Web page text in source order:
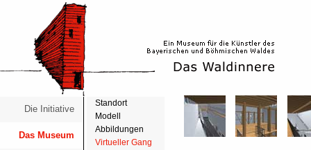
Die Initiative
Das Museum
Standort
Modell
Abbildungen
Virtueller Gang